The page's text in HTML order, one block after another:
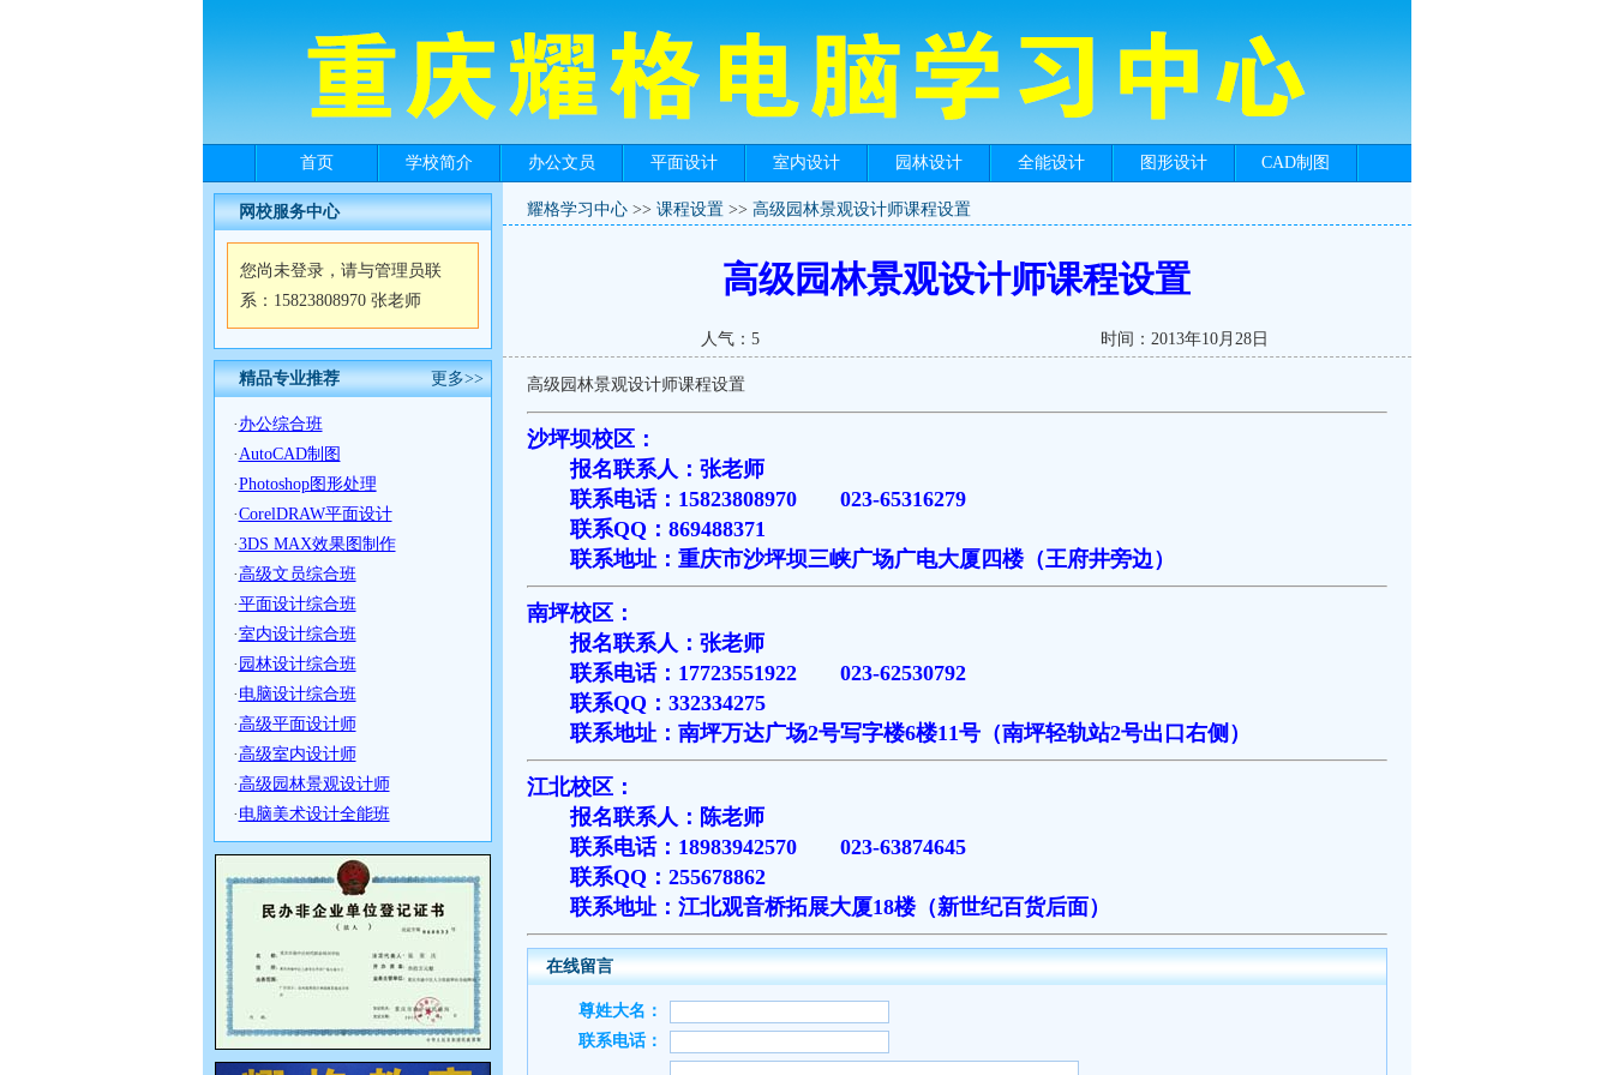
首页 学校简介 办公文员 平面设计 室内设计 园林设计 全能设计 图形设计 CAD制图
网校服务中心
您尚未登录，请与管理员联
系：15823808970 张老师
精品专业推荐 更多>>
· 办公综合班
·AutoCAD制图
·Photoshop图形处理
·CorelDRAW平面设计
·3DS MAX效果图制作
·高级文员综合班
·平面设计综合班
·室内设计综合班
· 园林设计综合班
· 电脑设计综合班
·高级平面设计师
·高级室内设计师
·高级园林景观设计师
· 电脑美术设计全能班
耀格学习中心>> 课程设置>> 高级园林景观设计师课程设置
高级园林景观设计师课程设置
人气：5 时间：2013年10月28日
高级园林景观设计师课程设置
沙坪坝校区：
报名联系人：张老师
联系电话：15823808970 023-65316279
联系QQ：869488371
联系地址：重庆市沙坪坝三峡广场广电大厦四楼（王府井旁边）
南坪校区：
报名联系人：张老师
联系电话：17723551922 023-62530792
联系QQ：332334275
联系地址：南坪万达广场2号写字楼6楼11号（南坪轻轨站2号出口右侧）
江北校区：
报名联系人：陈老师
联系电话：18983942570 023-63874645
联系QQ：255678862
联系地址：江北观音桥拓展大厦18楼（新世纪百货后面）